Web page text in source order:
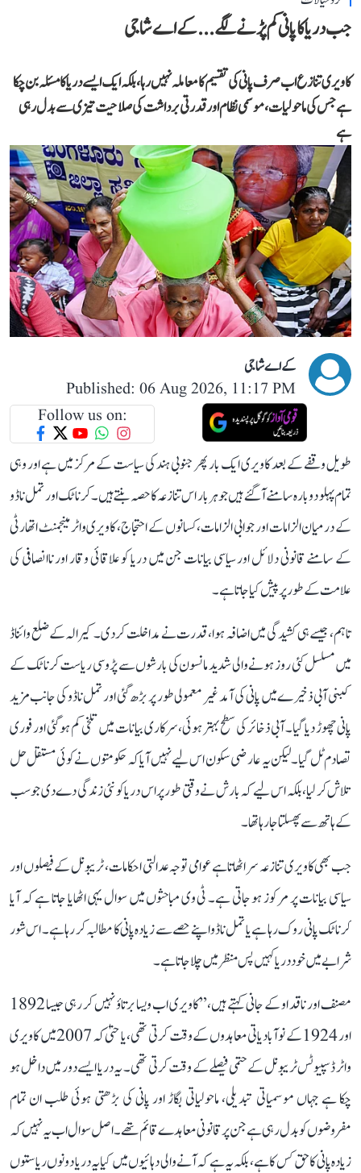
جب دریا کا پانی کم پڑنے لگے...کے اے شاجی
کاویری تنازع اب صرف پانی کی تقسیم کا معاملہ نہیں رہا، بلکہ ایک ایسے دریا کا مسئلہ بن چکا
ہے جس کی ماحولیات، موسمی نظام اور قدرتی برداشت کی صلاحیت تیزی سے بدل رہی
ہے
کے اے شاجی
Published: 06 Aug 2026, 11:17 PM
Follow us on:
طویل وقفے کے بعد کاویری ایک بار پھر جنوبی ہند کی سیاست کے مرکز میں ہے اور وہی
تمام پہلو دوبارہ سامنے آ گئے ہیں جو ہر بار اس تنازعہ کا حصہ بنتے ہیں۔ کرناٹک اور تمل ناڈو
کے درمیان الزامات اور جوابی الزامات، کسانوں کے احتجاج، کاویری واٹر مینجمنٹ اتھارٹی
کے سامنے قانونی دلائل اور سیاسی بیانات جن میں دریا کو علاقائی وقار اور ناانصافی کی
علامت کے طور پر پیش کیا جاتا ہے۔
تاہم، جیسے ہی کشیدگی میں اضافہ ہوا، قدرت نے مداخلت کر دی۔ کیرالہ کے ضلع وائناڈ
میں مسلسل کئی روز ہونے والی شدید مانسون کی بارشوں سے پڑوسی ریاست کرناٹک کے
کبنی آبی ذخیرے میں پانی کی آمد غیر معمولی طور پر بڑھ گئی اور تمل ناڈو کی جانب مزید
پانی چھوڑ دیا گیا۔ آبی ذخائر کی سطح بہتر ہوئی، سرکاری بیانات میں تلخی کم ہو گئی اور فوری
تصادم ٹل گیا۔ لیکن یہ عارضی سکون اس لیے نہیں آیا کہ حکومتوں نے کوئی مستقل حل
تلاش کر لیا، بلکہ اس لیے کہ بارش نے وقتی طور پر اس دریا کو نئی زندگی دے دی جو سب
کے ہاتھ سے پھسلتا جا رہا تھا۔
جب بھی کاویری تنازعہ سر اٹھاتا ہے عوامی توجہ عدالتی احکامات، ٹریبونل کے فیصلوں اور
سیاسی بیانات پر مرکوز ہو جاتی ہے۔ ٹی وی مباحثوں میں سوال یہی اٹھایا جاتا ہے کہ آیا
کرناٹک پانی روک رہا ہے یا تمل ناڈو اپنے حصے سے زیادہ پانی کا مطالبہ کر رہا ہے۔ اس شور
شرابے میں خود دریا کہیں پس منظر میں چلا جاتا ہے۔
مصنف اور ناقد او کے جانی کہتے ہیں، ’’کاویری اب ویسا برتاؤ نہیں کر رہی جیسا 1892
اور 1924 کے نوآبادیاتی معاہدوں کے وقت کرتی تھی، یا حتیٰ کہ 2007 میں کاویری
واٹر ڈسپیوٹس ٹریبونل کے حتمی فیصلے کے وقت کرتی تھی۔ یہ دریا ایسے دور میں داخل ہو
چکا ہے جہاں موسمیاتی تبدیلی، ماحولیاتی بگاڑ اور پانی کی بڑھتی ہوئی طلب ان تمام
مفروضوں کو بدل رہی ہے جن پر قانونی معاہدے قائم تھے۔ اصل سوال اب یہ نہیں کہ
زیادہ پانی کا حق کس کا ہے، بلکہ یہ ہے کہ آنے والی دہائیوں میں کیا یہ دریا دونوں ریاستوں